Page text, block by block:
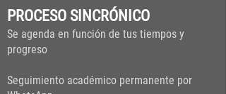
PROCESO SINCRÓNICO
Se agenda en función de tus tiempos y
progreso
Seguimiento académico permanente por